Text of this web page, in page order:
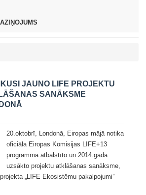
JAUNO LIFE PROJEKTU
SANĀKSME
20.oktobrī, Londonā, Eiropas mājā notika
oficiāla Eiropas Komisijas LIFE+13
programmā atbalstīto un 2014.gadā
uzsākto projektu atklāšanas sanāksme,
„LIFE Ekosistēmu pakalpojumi”